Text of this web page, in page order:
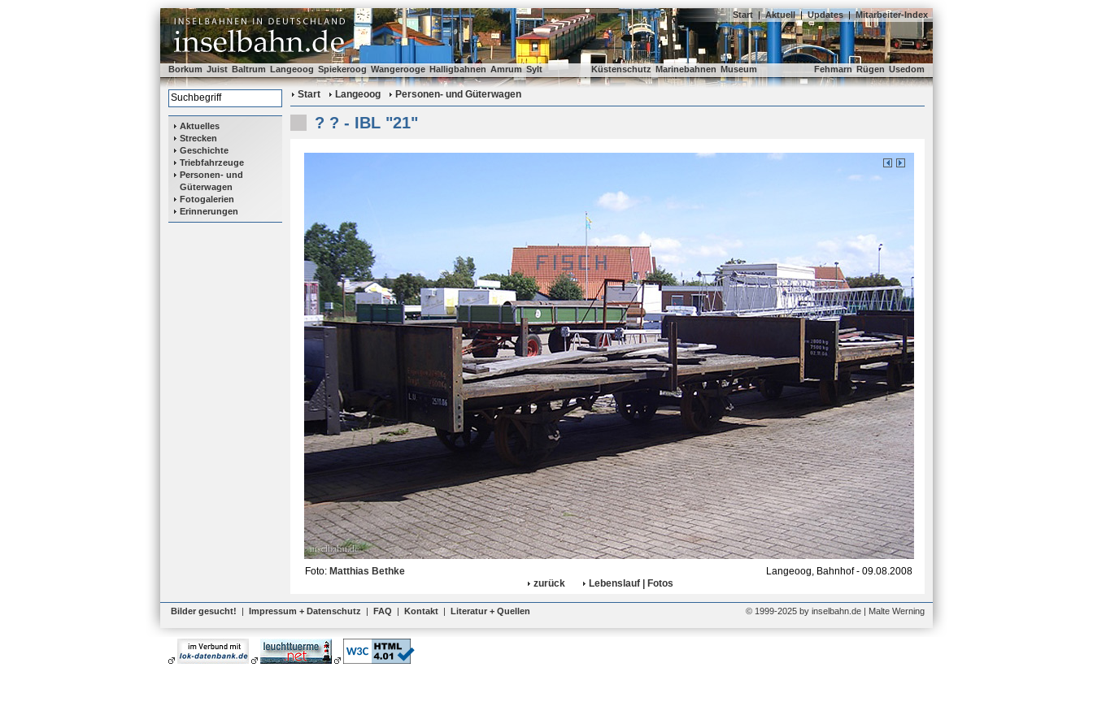
Start | Aktuell | Updates | Mitarbeiter-Index
Borkum Juist Baltrum Langeoog Spiekeroog Wangerooge Halligbahnen Amrum Sylt Küstenschutz Marinebahnen Museum Fehmarn Rügen Usedom
Aktuelles
Strecken
Geschichte
Triebfahrzeuge
Personen- und
Güterwagen
Fotogalerien
Erinnerungen
Start Langeoog Personen- und Güterwagen
? ? - IBL "21"
Foto: Matthias Bethke
Langeoog, Bahnhof - 09.08.2008
zurück
Lebenslauf | Fotos
Bilder gesucht! | Impressum + Datenschutz | FAQ | Kontakt | Literatur + Quellen © 1999-2025 by inselbahn.de | Malte Werning